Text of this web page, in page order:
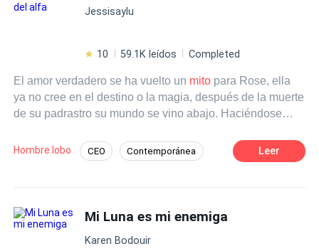
Jessisaylu
10 59.1K leídos Completed
El amor verdadero se ha vuelto un mito para Rose, ella
ya no cree en el destino o la magia, después de la muerte
de su padrastro su mundo se vino abajo. Haciéndose
empleo como asistente de limpieza en una de las
empresas más importantes del país, un trabajo que ella
primer día de trabajo, Rose observa algo que no debía.
¿Qué era esa extraña criatura en la oficina del CEO? ¿Y
por qué Jonah Casady, su jefe, parece haberse
Hombre lobo CEO Contemporánea Leer
Mi Luna es mi enemiga
Karen Bodouir